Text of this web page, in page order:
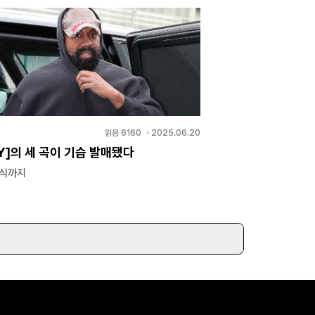
읽음 6160 ・ 2025.06.20
의 세 곡이 기습 발매됐다
까지